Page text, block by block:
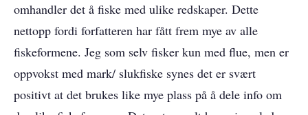
omhandler det å fiske med ulike redskaper. Dette
nettopp fordi forfatteren har fått frem mye av alle
fiskeformene. Jeg som selv fisker kun med flue, men er
oppvokst med mark/ slukfiske synes det er svært
positivt at det brukes like mye plass på å dele info om